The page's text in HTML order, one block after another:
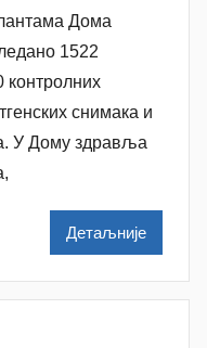
т
о
р
N
a
Š
u
Дома
1522
контролних
снимака и
У Дому здравља
Детаљније